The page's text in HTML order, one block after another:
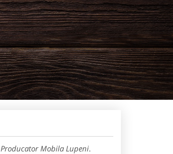
Producator Mobila Lupeni.